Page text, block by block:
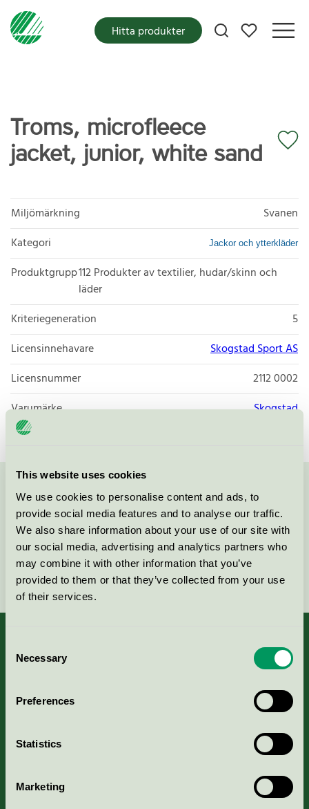
This website uses cookies
We use cookies to personalise content and ads, to
provide social media features and to analyse our traffic.
We also share information about your use of our site with
our social media, advertising and analytics partners who
may combine it with other information that you’ve
provided to them or that they’ve collected from your use
of their services.
Selection
Necessary
Preferences
Statistics
Marketing
Mina favoriter
Hitta produkter
Troms, microfleece
jacket, junior, white sand
Miljömärkning
Svanen
Kategori
Jackor och ytterkläder
Produktgrupp112 Produkter av textilier, hudar/skinn och
läder
Kriteriegeneration
5
Licensinnehavare
Skogstad Sport AS
Licensnummer
2112 0002
Varumärke
Skogstad
Kontakta oss på08-55 55 24 00eller via formuläret:
Fortsätt
Portal för massa, papper & tryckerier